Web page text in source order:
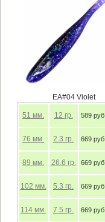
EA#04 Violet
51 мм. 12 гр. 589 руб.
76 мм. 2.3 гр. 669 руб.
89 мм. 26.6 гр. 669 руб.
102 мм. 5.3 гр. 669 руб.
114 мм. 7.5 гр. 669 руб.